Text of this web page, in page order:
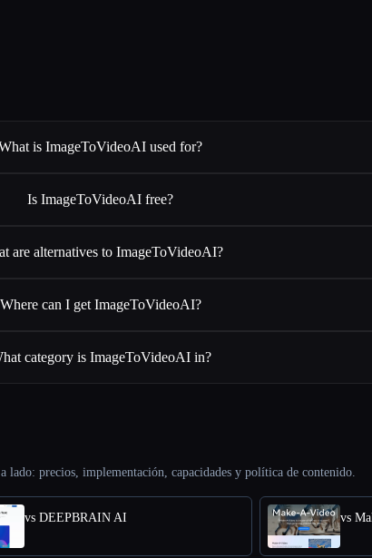
is ImageToVideoAI used for?
Is ImageToVideoAI free?
are alternatives to ImageToVideoAI?
Where can I get ImageToVideoAI?
category is ImageToVideoAI in?
lado: precios, implementación, capacidades y política de contenido.
vs DEEPBRAIN AI vs